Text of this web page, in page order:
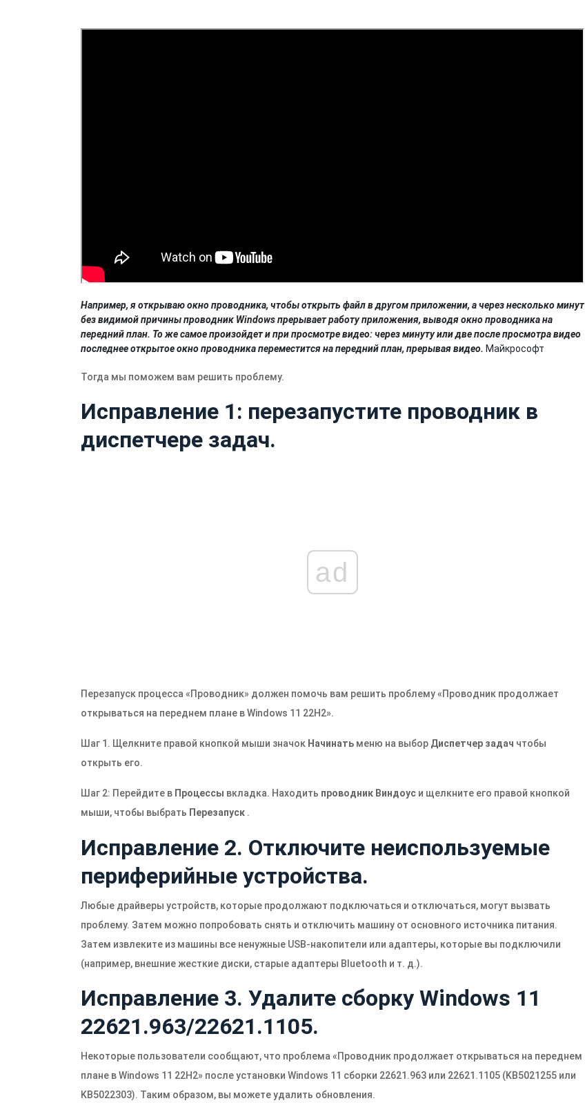
Например, я открываю окно проводника, чтобы открыть файл в другом приложении, а через несколько минут
без видимой причины проводник Windows прерывает работу приложения, выводя окно проводника на
передний план. То же самое произойдет и при просмотре видео: через минуту или две после просмотра видео
последнее открытое окно проводника переместится на передний план, прерывая видео. Майкрософт
Тогда мы поможем вам решить проблему.
Исправление 1: перезапустите проводник в
диспетчере задач.
ad
Перезапуск процесса «Проводник» должен помочь вам решить проблему «Проводник продолжает
открываться на переднем плане в Windows 11 22H2».
Шаг 1. Щелкните правой кнопкой мыши значок Начинать меню на выбор Диспетчер задач чтобы
открыть его.
Шаг 2: Перейдите в Процессы вкладка. Находить проводник Виндоус и щелкните его правой кнопкой
мыши, чтобы выбрать Перезапуск .
Исправление 2. Отключите неиспользуемые
периферийные устройства.
Любые драйверы устройств, которые продолжают подключаться и отключаться, могут вызвать
проблему. Затем можно попробовать снять и отключить машину от основного источника питания.
Затем извлеките из машины все ненужные USB-накопители или адаптеры, которые вы подключили
(например, внешние жесткие диски, старые адаптеры Bluetooth и т. д.).
Исправление 3. Удалите сборку Windows 11
22621.963/22621.1105.
Некоторые пользователи сообщают, что проблема «Проводник продолжает открываться на переднем
плане в Windows 11 22H2» после установки Windows 11 сборки 22621.963 или 22621.1105 (KB5021255 или
KB5022303). Таким образом, вы можете удалить обновления.